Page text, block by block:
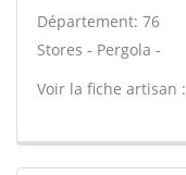
Département: 76
Stores - Pergola -
Voir la fiche artisan :